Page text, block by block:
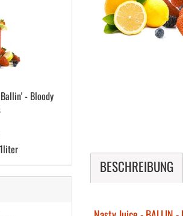
BESCHREIBUNG
- Bloody